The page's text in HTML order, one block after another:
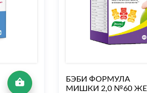
БЭБИ ФОРМУЛА
МИШКИ 2,0 №60